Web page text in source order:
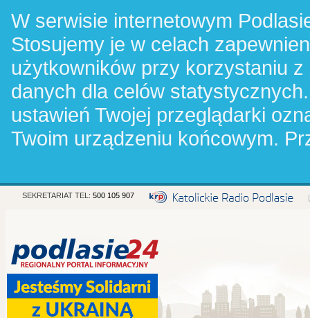
W serwisie internetowym
Stosujemy je w celach
użytkowników przy korzystaniu
danych dla celów
ustawień Twojej przeglądarki
Twoim urządzeniu końcowym.
SEKRETARIAT TEL: 500 105 907